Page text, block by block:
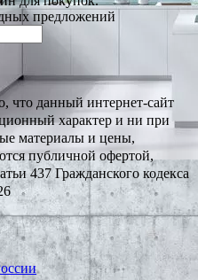
предложений
что данный интернет-сайт
характер и ни при
материалы и цены,
публичной офертой,
437 Гражданского кодекса